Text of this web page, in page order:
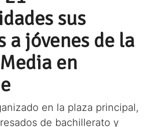
sus
a jóvenes de la
en
en la plaza principal,
de bachillerato y